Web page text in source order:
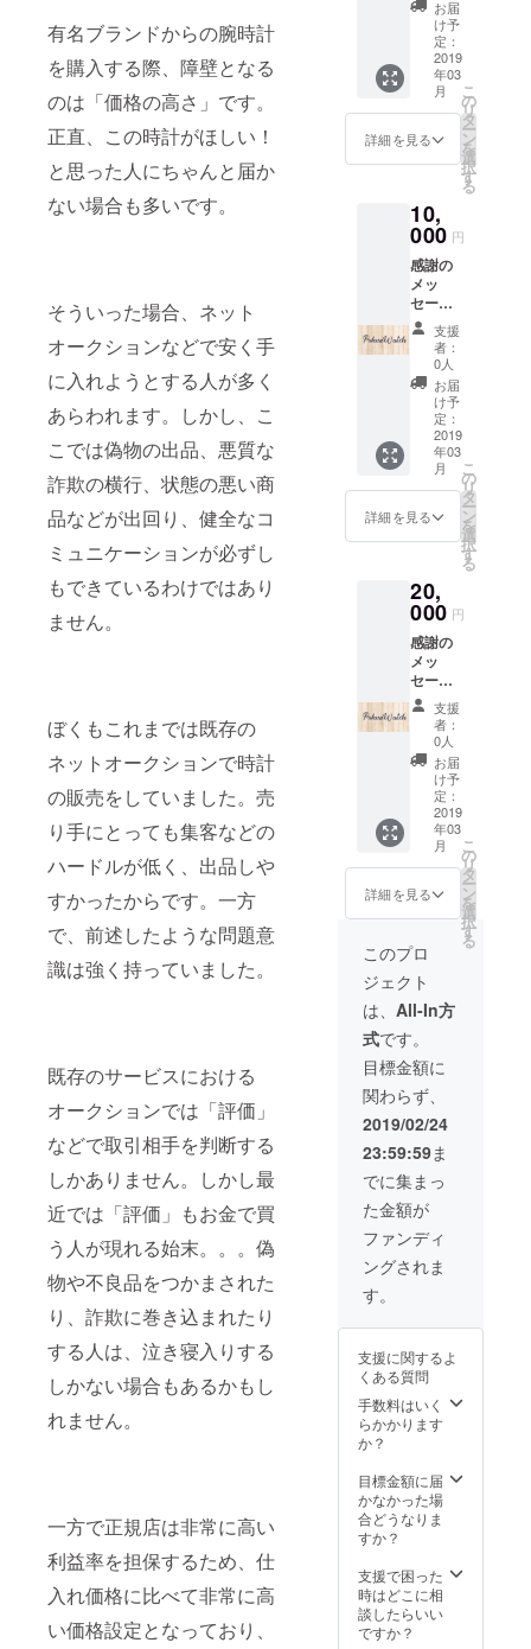
有名ブランドからの腕時計
を購入する際、障壁となる
のは「価格の高さ」です。
正直、この時計がほしい！
と思った人にちゃんと届か
ない場合も多いです。
そういった場合、ネット
オークションなどで安く手
に入れようとする人が多く
あらわれます。しかし、こ
こでは偽物の出品、悪質な
詐欺の横行、状態の悪い商
品などが出回り、健全なコ
ミュニケーションが必ずし
もできているわけではあり
ません。
ぼくもこれまでは既存の
ネットオークションで時計
の販売をしていました。売
り手にとっても集客などの
ハードルが低く、出品しや
すかったからです。一方
で、前述したような問題意
識は強く持っていました。
既存のサービスにおける
オークションでは「評価」
などで取引相手を判断する
しかありません。しかし最
近では「評価」もお金で買
う人が現れる始末。。。偽
物や不良品をつかまされた
り、詐欺に巻き込まれたり
する人は、泣き寝入りする
しかない場合もあるかもし
れません。
一方で正規店は非常に高い
利益率を担保するため、仕
入れ価格に比べて非常に高
い価格設定となっており、
サーと
しての
名義・
リンク
掲載権
利
お届
け予
定：
2019
年03
月
詳細を見る
こ
の
リ
タ
ー
ン
を
選
択
す
る
10,
000 円
感謝の
メッ
セージ
ショッ
プサイ
トへの
スポン
サーと
しての
名義・
リンク
掲載権
利
Pohmi
Watch
ブログ
リジナ
ル記事
投稿権
利（自
身のプ
ロモー
ション
などを
行なっ
ていた
だけま
す）
支援
者：
0人
お届
け予
定：
2019
年03
月
詳細を見る
こ
の
リ
タ
ー
ン
を
選
択
す
る
20,
000 円
感謝の
メッ
セージ
ショッ
プサイ
トへの
スポン
サーと
しての
名義・
リンク
掲載権
利
Pohmi
Watch
ブログ
へのオ
リジナ
ル記事
投稿権
利（自
身のプ
ロモー
ション
などを
行なっ
ていた
だけま
す）
PohiWa
tchへの
商品出
品権利
（腕時
品いた
す）
支援
者：
0人
お届
け予
定：
2019
年03
月
詳細を見る
こ
の
リ
タ
ー
ン
を
選
択
す
る
このプロ
ジェクト
は、 All-In方
式です。
目標金額に
関わらず、
2019/02/24
23:59:59ま
でに集まっ
た金額が
ファンディ
ングされま
す。
支援に関するよ
くある質問
手数料はいく
らかかります
か？
目標金額に届
かなかった場
合どうなりま
すか？
支援で困った
時はどこに相
談したらいい
ですか？